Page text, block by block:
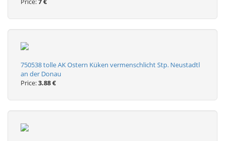
750538 tolle AK Ostern Küken vermenschlicht Stp. Neustadtl
an der Donau
Price:3.88 €